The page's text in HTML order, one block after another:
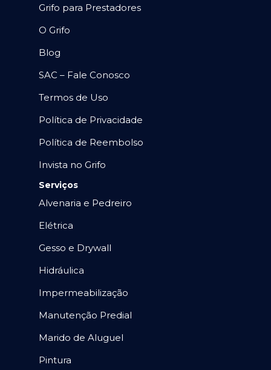
Grifo para Prestadores
O Grifo
Blog
SAC – Fale Conosco
Termos de Uso
Política de Privacidade
Política de Reembolso
Invista no Grifo
Serviços
Alvenaria e Pedreiro
Elétrica
Gesso e Drywall
Hidráulica
Impermeabilização
Manutenção Predial
Marido de Aluguel
Pintura